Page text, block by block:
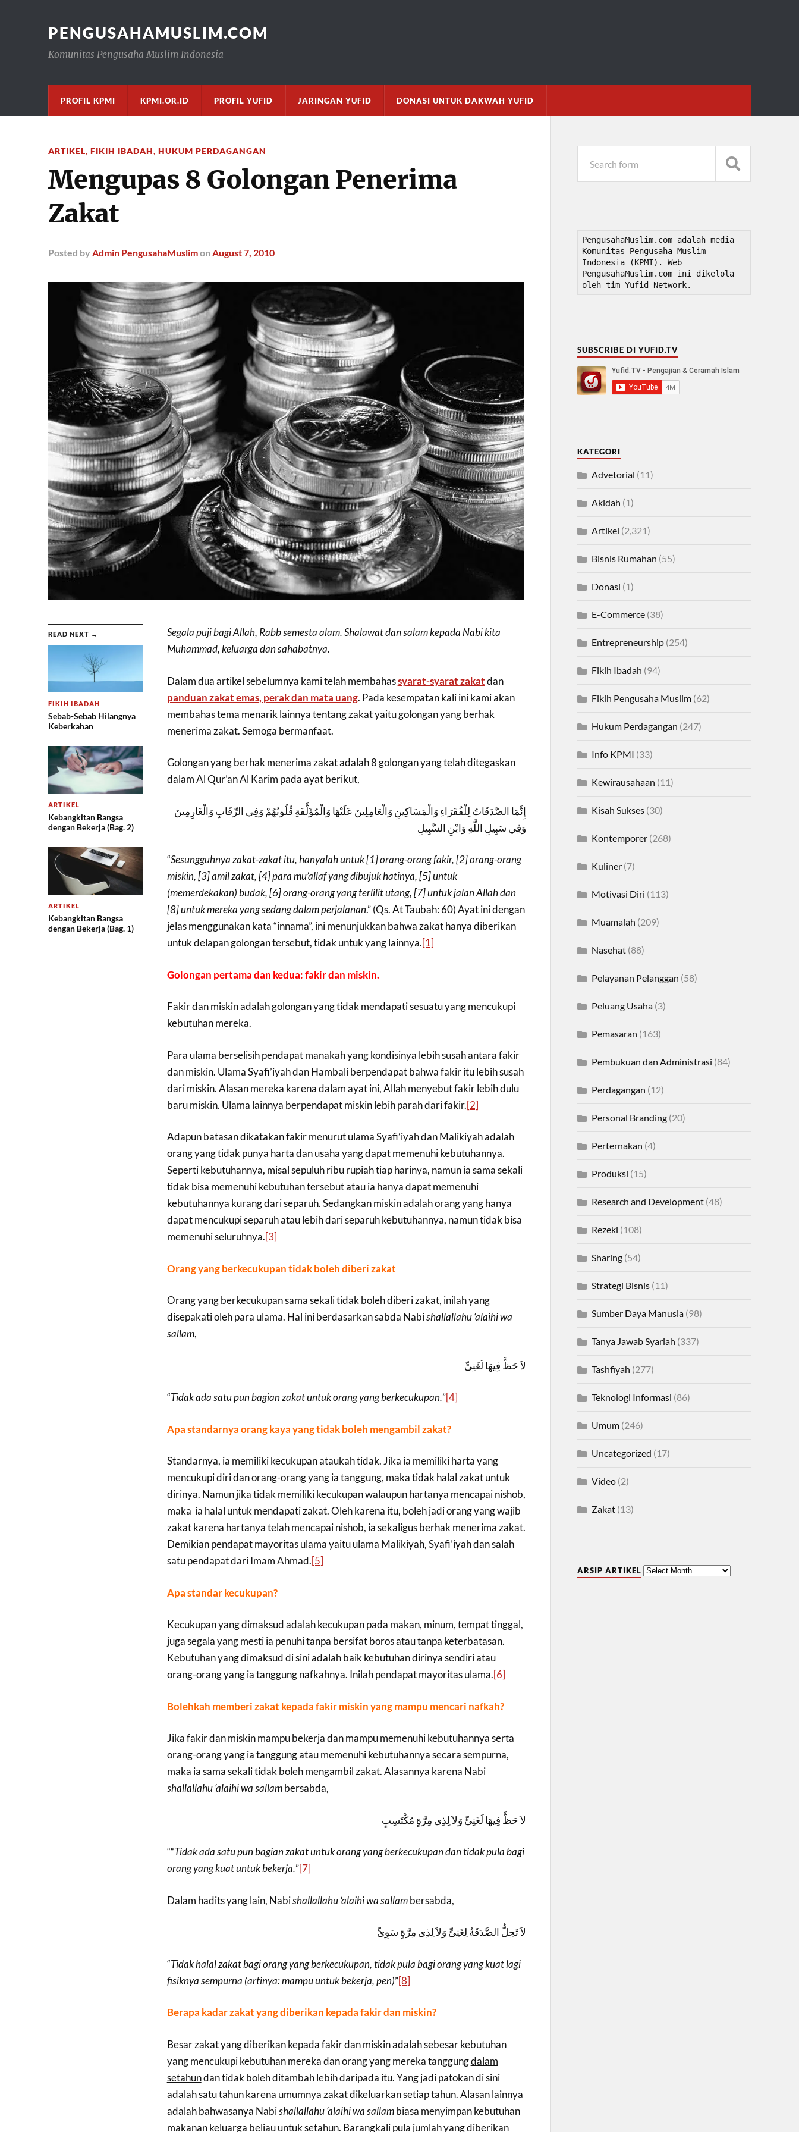
PENGUSAHAMUSLIM.COM
Komunitas Pengusaha Muslim Indonesia
PROFIL KPMI KPMI.OR.ID PROFIL YUFID JARINGAN YUFID DONASI UNTUK DAKWAH YUFID
ARTIKEL, FIKIH IBADAH, HUKUM PERDAGANGAN
Mengupas 8 Golongan Penerima
Zakat
Posted by Admin PengusahaMuslimon August 7, 2010
READ NEXT →
FIKIH IBADAH
Sebab-Sebab Hilangnya
Keberkahan
ARTIKEL
Kebangkitan Bangsa
dengan Bekerja (Bag. 2)
ARTIKEL
Kebangkitan Bangsa
dengan Bekerja (Bag. 1)
Segala puji bagi Allah, Rabb semesta alam. Shalawat dan salam kepada Nabi kita
Muhammad, keluarga dan sahabatnya.
Dalam dua artikel sebelumnya kami telah membahassyarat-syarat zakatdan
panduan zakat emas, perak dan mata uang. Pada kesempatan kali ini kami akan
membahas tema menarik lainnya tentang zakat yaitu golongan yang berhak
menerima zakat. Semoga bermanfaat.
Golongan yang berhak menerima zakat adalah 8 golongan yang telah ditegaskan
dalam Al Qur’an Al Karim pada ayat berikut,
إِنَّمَا الصَّدَقَاتُ لِلْفُقَرَاءِ وَالْمَسَاكِينِ وَالْعَامِلِينَ عَلَيْهَا وَالْمُؤَلَّفَةِ قُلُوبُهُمْ وَفِي الرِّقَابِ وَالْغَارِمِينَ
وَفِي سَبِيلِ اللَّهِ وَابْنِ السَّبِيلِ
“Sesungguhnya zakat-zakat itu, hanyalah untuk [1] orang-orang fakir, [2] orang-orang
miskin, [3] amil zakat, [4] para mu’allaf yang dibujuk hatinya, [5] untuk
(memerdekakan) budak, [6] orang-orang yang terlilit utang, [7] untuk jalan Allah dan
[8] untuk mereka yang sedang dalam perjalanan.” (Qs. At Taubah: 60) Ayat ini dengan
jelas menggunakan kata “innama”, ini menunjukkan bahwa zakat hanya diberikan
untuk delapan golongan tersebut, tidak untuk yang lainnya.[1]
Golongan pertama dan kedua: fakir dan miskin.
Fakir dan miskin adalah golongan yang tidak mendapati sesuatu yang mencukupi
kebutuhan mereka.
Para ulama berselisih pendapat manakah yang kondisinya lebih susah antara fakir
dan miskin. Ulama Syafi’iyah dan Hambali berpendapat bahwa fakir itu lebih susah
dari miskin. Alasan mereka karena dalam ayat ini, Allah menyebut fakir lebih dulu
baru miskin. Ulama lainnya berpendapat miskin lebih parah dari fakir.[2]
Adapun batasan dikatakan fakir menurut ulama Syafi’iyah dan Malikiyah adalah
orang yang tidak punya harta dan usaha yang dapat memenuhi kebutuhannya.
Seperti kebutuhannya, misal sepuluh ribu rupiah tiap harinya, namun ia sama sekali
tidak bisa memenuhi kebutuhan tersebut atau ia hanya dapat memenuhi
kebutuhannya kurang dari separuh. Sedangkan miskin adalah orang yang hanya
dapat mencukupi separuh atau lebih dari separuh kebutuhannya, namun tidak bisa
memenuhi seluruhnya.[3]
Orang yang berkecukupan tidak boleh diberi zakat
Orang yang berkecukupan sama sekali tidak boleh diberi zakat, inilah yang
disepakati oleh para ulama. Hal ini berdasarkan sabda Nabishallallahu ‘alaihi wa
sallam,
لاَ حَظَّ فِيهَا لَغَنِىٍّ
“Tidak ada satu pun bagian zakat untuk orang yang berkecukupan.”[4]
Apa standarnya orang kaya yang tidak boleh mengambil zakat?
Standarnya, ia memiliki kecukupan ataukah tidak. Jika ia memiliki harta yang
mencukupi diri dan orang-orang yang ia tanggung, maka tidak halal zakat untuk
dirinya. Namun jika tidak memiliki kecukupan walaupun hartanya mencapai nishob,
maka ia halal untuk mendapati zakat. Oleh karena itu, boleh jadi orang yang wajib
zakat karena hartanya telah mencapai nishob, ia sekaligus berhak menerima zakat.
Demikian pendapat mayoritas ulama yaitu ulama Malikiyah, Syafi’iyah dan salah
satu pendapat dari Imam Ahmad.[5]
Apa standar kecukupan?
Kecukupan yang dimaksud adalah kecukupan pada makan, minum, tempat tinggal,
juga segala yang mesti ia penuhi tanpa bersifat boros atau tanpa keterbatasan.
Kebutuhan yang dimaksud di sini adalah baik kebutuhan dirinya sendiri atau
orang-orang yang ia tanggung nafkahnya. Inilah pendapat mayoritas ulama.[6]
Bolehkah memberi zakat kepada fakir miskin yang mampu mencari nafkah?
Jika fakir dan miskin mampu bekerja dan mampu memenuhi kebutuhannya serta
orang-orang yang ia tanggung atau memenuhi kebutuhannya secara sempurna,
maka ia sama sekali tidak boleh mengambil zakat. Alasannya karena Nabi
shallallahu ‘alaihi wa sallambersabda,
لاَ حَظَّ فِيهَا لَغَنِىٍّ وَلاَ لِذِى مِرَّةٍ مُكْتَسِبٍ
““Tidak ada satu pun bagian zakat untuk orang yang berkecukupan dan tidak pula bagi
orang yang kuat untuk bekerja.”[7]
Dalam hadits yang lain, Nabishallallahu ‘alaihi wa sallambersabda,
لاَ تَحِلُّ الصَّدَقَةُ لِغَنِىٍّ وَلاَ لِذِى مِرَّةٍ سَوِىٍّ
“Tidak halal zakat bagi orang yang berkecukupan, tidak pula bagi orang yang kuat lagi
fisiknya sempurna (artinya: mampu untuk bekerja, pen)”[8]
Berapa kadar zakat yang diberikan kepada fakir dan miskin?
Besar zakat yang diberikan kepada fakir dan miskin adalah sebesar kebutuhan
yang mencukupi kebutuhan mereka dan orang yang mereka tanggungdalam
setahundan tidak boleh ditambah lebih daripada itu. Yang jadi patokan di sini
adalah satu tahun karena umumnya zakat dikeluarkan setiap tahun. Alasan lainnya
adalah bahwasanya Nabishallallahu ‘alaihi wa sallambiasa menyimpan kebutuhan
makanan keluarga beliau untuk setahun. Barangkali pula jumlah yang diberikan
PengusahaMuslim.com adalah media
Komunitas Pengusaha Muslim
Indonesia (KPMI). Web
PengusahaMuslim.com ini dikelola
oleh tim Yufid Network.
SUBSCRIBE DI YUFID.TV
KATEGORI
Advetorial (11)
Akidah (1)
Artikel (2,321)
Bisnis Rumahan (55)
Donasi (1)
E-Commerce(38)
Entrepreneurship(254)
Fikih Ibadah (94)
Fikih Pengusaha Muslim(62)
Hukum Perdagangan (247)
Info KPMI (33)
Kewirausahaan (11)
Kisah Sukses(30)
Kontemporer(268)
Kuliner(7)
Motivasi Diri (113)
Muamalah (209)
Nasehat(88)
Pelayanan Pelanggan (58)
Peluang Usaha(3)
Pemasaran (163)
Pembukuan dan Administrasi (84)
Perdagangan (12)
Personal Branding(20)
Perternakan (4)
Produksi (15)
Research and Development(48)
Rezeki (108)
Sharing(54)
Strategi Bisnis(11)
Sumber Daya Manusia(98)
Tanya Jawab Syariah (337)
Tashfiyah (277)
Teknologi Informasi (86)
Umum(246)
Uncategorized (17)
Video(2)
Zakat(13)
ARSIP ARTIKEL